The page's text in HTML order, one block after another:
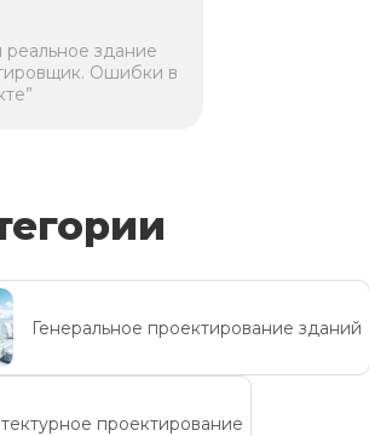
реальное здание
Ошибки в
Генеральное проектирование зданий
проектирование